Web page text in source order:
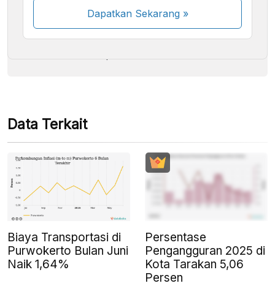
Dapatkan Sekarang»
Beberapa metode pembayaran masih dalam
Data Terkait
Biaya Transportasi di
Purwokerto Bulan Juni
Naik 1,64%
Persentase
Pengangguran 2025 di
Kota Tarakan 5,06
Persen